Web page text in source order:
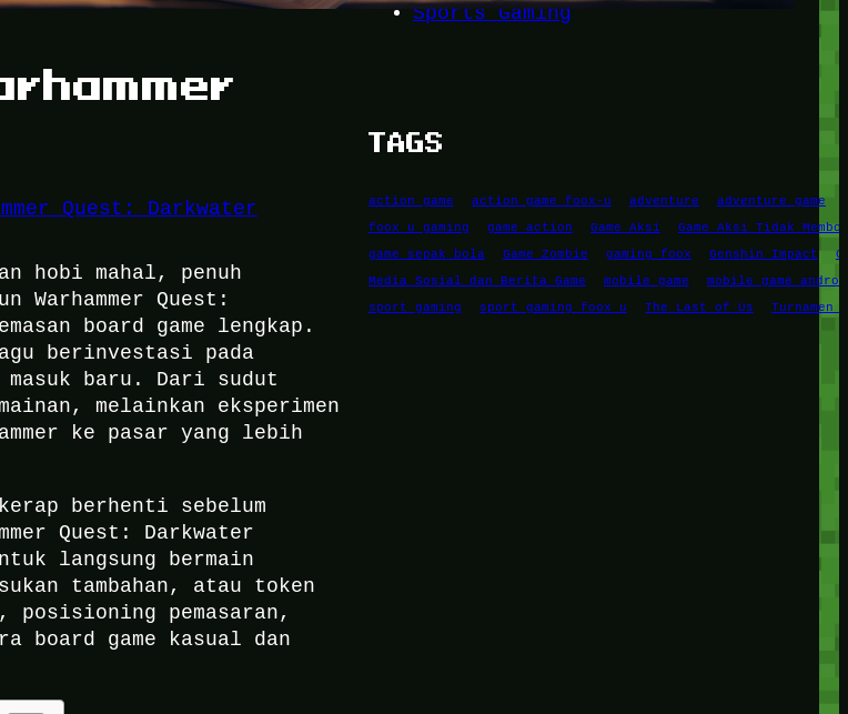
Quest: Darkwater
hobi mahal, penuh
Quest:
board game lengkap.
berinvestasi pada
baru. Dari sudut
melainkan eksperimen
ke pasar yang lebih
berhenti sebelum
Quest: Darkwater
langsung bermain
tambahan, atau token
pemasaran,
board game kasual dan
Sports Gaming
TAGS
action game action game foox-u adventure adventure game
foox u gaming
game action Game Aksi
Game Aksi Tidak
game sepak bola
Game Zombie gaming foox Genshin Impact
Media Sosial dan Berita Game
mobile game
mobile game
sport gaming
sport gaming foox u The Last of Us Turnamen